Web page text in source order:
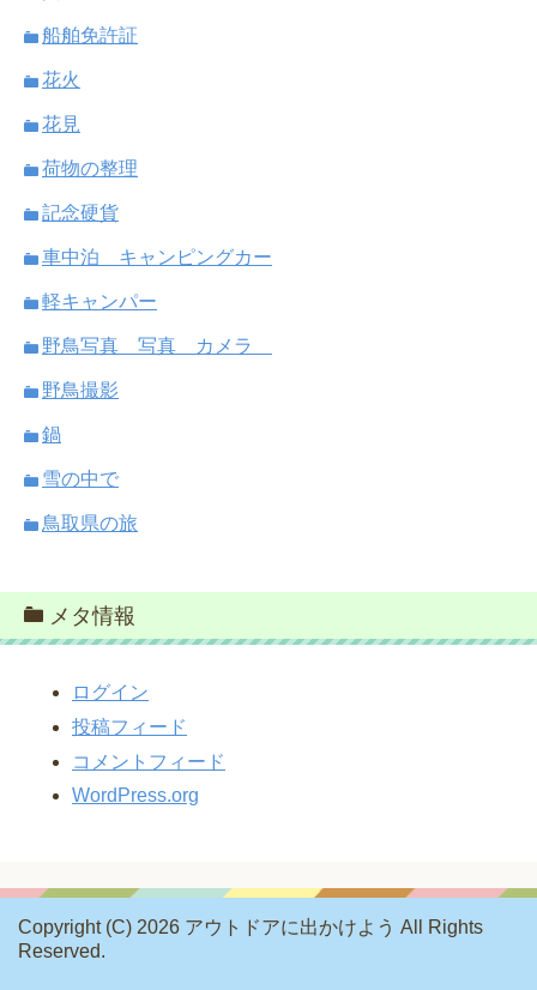
船舶免許証
花火
花見
荷物の整理
記念硬貨
車中泊 キャンピングカー
軽キャンパー
野鳥写真 写真 カメラ
野鳥撮影
鍋
雪の中で
鳥取県の旅
メタ情報
ログイン
投稿フィード
コメントフィード
WordPress.org
Copyright (C) 2026 アウトドアに出かけよう All Rights
Reserved.